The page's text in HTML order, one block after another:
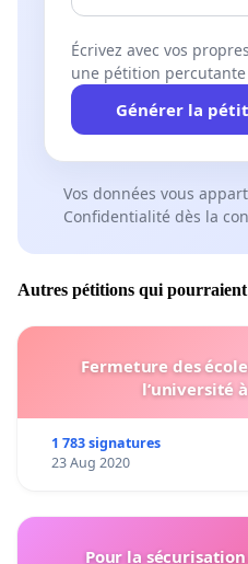
Écrivez avec vos
une pétition
Générer la
Vos données vous
Confidentialité dès la
Autres pétitions qui pourraient
Fermeture des
1 783 signatures
23 Aug 2020
Pour la